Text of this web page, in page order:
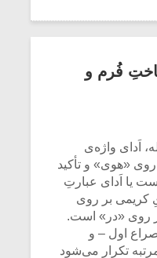
فُرم و
اَدای واژه‌ی
«هوی» و تأکید
یا اَدای عبارتِ
کریمی بر روی
روی «در» است.
اول – و
تکرار می‌شود